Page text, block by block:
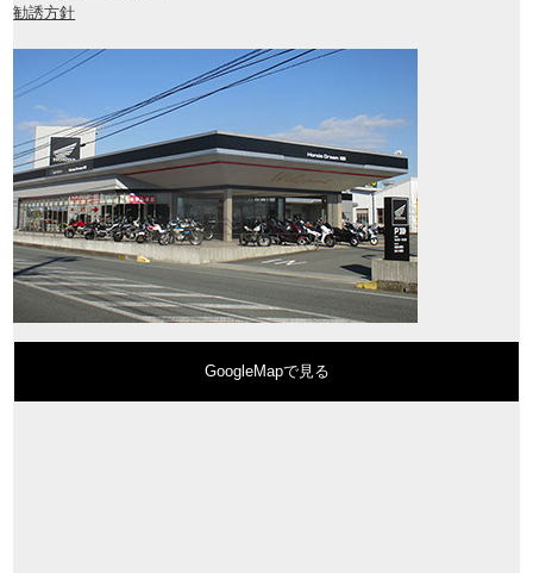
勧誘方針
GoogleMapで見る